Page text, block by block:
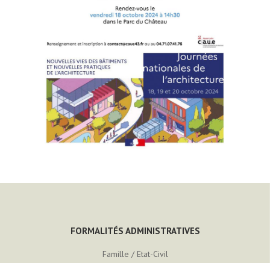
FORMALITÉS ADMINISTRATIVES
Famille / Etat-Civil